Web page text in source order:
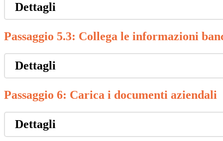
Dettagli
Passaggio 5.3: Collega le informazioni
Dettagli
Passaggio 6: Carica i documenti aziendali
Dettagli